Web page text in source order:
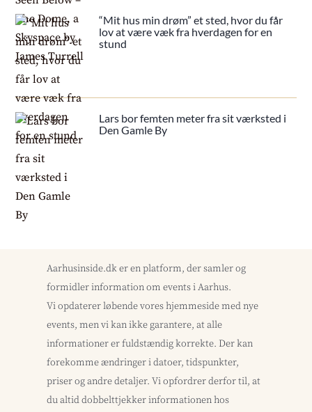
“Mit hus min drøm” et sted, hvor du får
lov at være væk fra hverdagen for en
stund
Lars bor femten meter fra sit værksted i
Den Gamle By
Aarhusinside.dk er en platform, der samler og
formidler information om events i Aarhus.
Vi opdaterer løbende vores hjemmeside med nye
events, men vi kan ikke garantere, at alle
informationer er fuldstændig korrekte. Der kan
forekomme ændringer i datoer, tidspunkter,
priser og andre detaljer. Vi opfordrer derfor til, at
du altid dobbelttjekker informationen hos